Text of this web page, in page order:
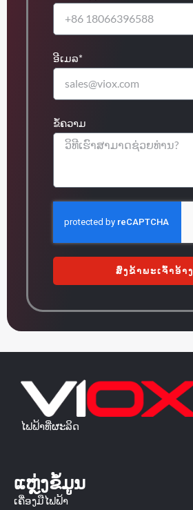
ອີເມລ*
ຂໍ້ຄວາມ
ສົ່ງຂ້າພະເຈົ້າອ້າງ
ໄຟຟ້າທີ່ຜະລິດ
ແຫຼ່ງຂໍ້ມູນ
ເຄື່ອງມືໄຟຟ້າ